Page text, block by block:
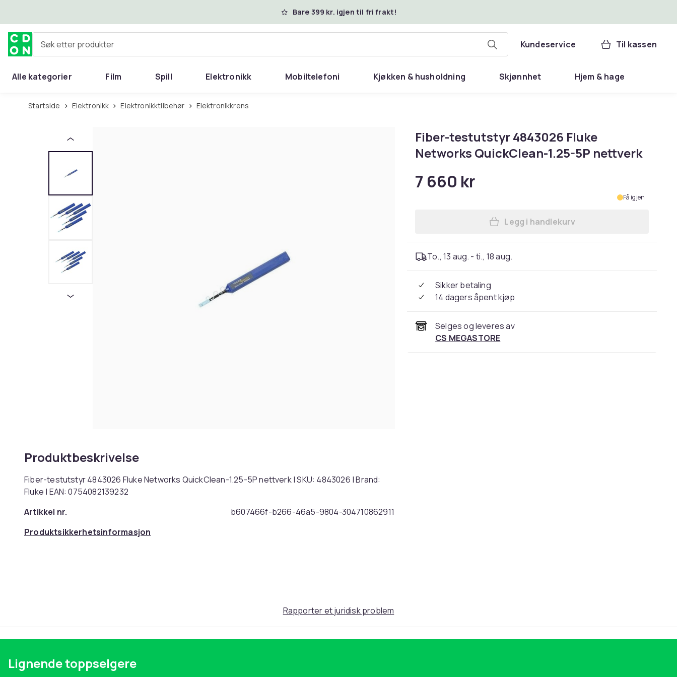
Bare 399 kr. igjen til fri frakt!
Søk etter produkter Kundeservice Til kassen
Alle kategorier Film Spill Elektronikk Mobiltelefoni Kjøkken & husholdning Skjønnhet Hjem & hage
Startside Elektronikk Elektronikktilbehør Elektronikkrens
Produktbeskrivelse
Fiber-testutstyr 4843026 Fluke Networks QuickClean-1.25-5P nettverk | SKU: 4843026 | Brand:
Fluke | EAN: 0754082139232
Artikkel nr.
b607466f-b266-46a5-9804-304710862911
Produktsikkerhetsinformasjon
Fiber-testutstyr 4843026 Fluke
Networks QuickClean-1.25-5P nettverk
7 660 kr
Få igjen
Legg Fiber-testutstyr 4843026
Legg i handlekurv
To., 13 aug. - ti., 18 aug.
Sikker betaling
14 dagers åpent kjøp
Selges og leveres av
CS MEGASTORE
Rapporter et juridisk problem
Lignende toppselgere